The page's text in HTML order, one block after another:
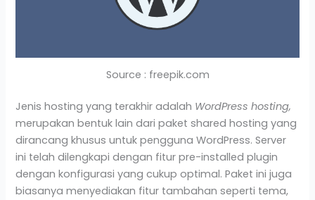
Source : freepik.com
Jenis hosting yang terakhir adalah WordPress hosting,
merupakan bentuk lain dari paket shared hosting yang
dirancang khusus untuk pengguna WordPress. Server
ini telah dilengkapi dengan fitur pre-installed plugin
dengan konfigurasi yang cukup optimal. Paket ini juga
biasanya menyediakan fitur tambahan seperti tema,